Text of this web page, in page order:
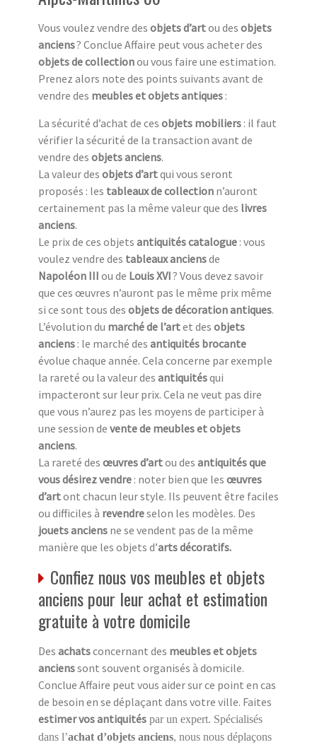
Vous voulez vendre des objets d’artou des objets
anciens? Conclue Affaire peut vous acheter des
objets de collectionou vous faire une estimation.
Prenez alors note des points suivants avant de
vendre des meubles et objets antiques :
La sécurité d’achat de ces objets mobiliers : il faut
vérifier la sécurité de la transaction avant de
vendre des objets anciens.
La valeur des objets d’artqui vous seront
proposés : les tableaux de collection n’auront
certainement pas la même valeur que des livres
anciens.
Le prix de ces objets antiquités catalogue : vous
voulez vendre des tableaux anciensde
Napoléon III ou de Louis XVI? Vous devez savoir
que ces œuvres n’auront pas le même prix même
si ce sont tous des objets de décoration antiques.
L’évolution du marché de l’artet des objets
anciens : le marché des antiquités brocante
évolue chaque année. Cela concerne par exemple
la rareté ou la valeur des antiquitésqui
impacteront sur leur prix. Cela ne veut pas dire
que vous n’aurez pas les moyens de participer à
une session de vente de meubles et objets
anciens.
La rareté des œuvres d’artou des antiquités que
vous désirez vendre : noter bien que les œuvres
d’artont chacun leur style. Ils peuvent être faciles
ou difficiles à revendreselon les modèles. Des
jouets anciens ne se vendent pas de la même
manière que les objets d’arts décoratifs.
Confiez nous vos meubles et objets
anciens pour leur achat et estimation
gratuite à votre domicile
Des achatsconcernant des meubles et objets
ancienssont souvent organisés à domicile.
Conclue Affaire peut vous aider sur ce point en cas
de besoin en se déplaçant dans votre ville. Faites
estimer vos antiquités par un expert. Spécialisés
dans l’achat d’objets anciens, nous nous déplaçons